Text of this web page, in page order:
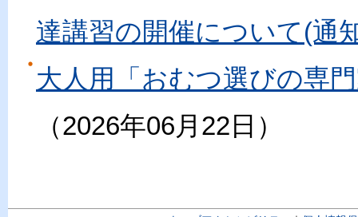
達講習の開催について(通
大人用「おむつ選びの専
2026年06月22日